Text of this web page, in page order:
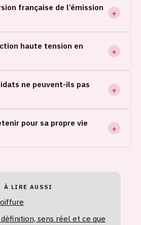
française de l’émission
haute tension en
ne peuvent-ils pas
pour sa propre vie
À LIRE AUSSI
sens réel et ce que